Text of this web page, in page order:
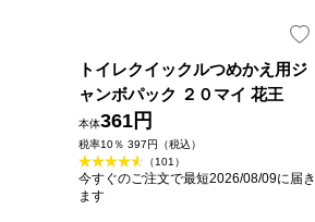
トイレクイックルつめかえ用ジ
ャンボパック ２０マイ 花王
本体361円
税率10％ 397円（税込）
（101）
今すぐのご注文で最短2026/08/09に届き
ます